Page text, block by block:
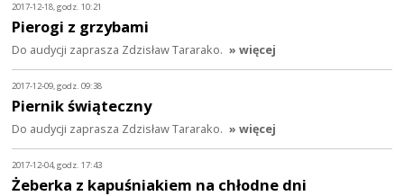
2017-12-18, godz. 10:21
Pierogi z grzybami
Do audycji zaprasza Zdzisław Tararako. » więcej
2017-12-09, godz. 09:38
Piernik świąteczny
Do audycji zaprasza Zdzisław Tararako. » więcej
2017-12-04, godz. 17:43
Żeberka z kapuśniakiem na chłodne dni